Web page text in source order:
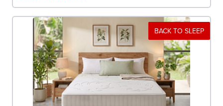
BACK TO SLEEP